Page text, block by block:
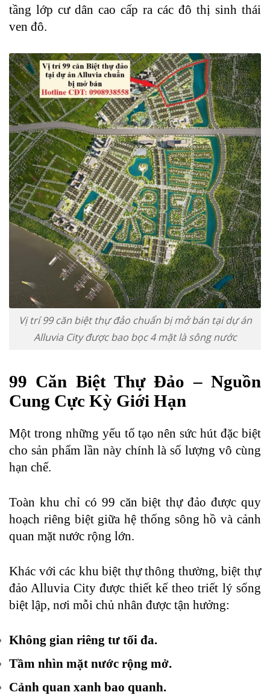
tầng lớp cư dân cao cấp ra các đô thị sinh thái
ven đô.
Vị trí 99 căn biệt thự đảo chuẩn bị mở bán tại dự án
Alluvia City được bao bọc 4 mặt là sông nước
99 Căn Biệt Thự Đảo – Nguồn
Cung Cực Kỳ Giới Hạn
Một trong những yếu tố tạo nên sức hút đặc biệt
cho sản phẩm lần này chính là số lượng vô cùng
hạn chế.
Toàn khu chỉ có 99 căn biệt thự đảo được quy
hoạch riêng biệt giữa hệ thống sông hồ và cảnh
quan mặt nước rộng lớn.
Khác với các khu biệt thự thông thường, biệt thự
đảo Alluvia City được thiết kế theo triết lý sống
biệt lập, nơi mỗi chủ nhân được tận hưởng:
Không gian riêng tư tối đa.
Tầm nhìn mặt nước rộng mở.
Cảnh quan xanh bao quanh.